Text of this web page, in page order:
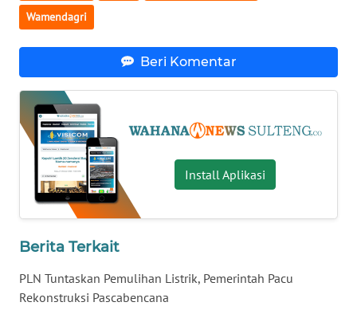
Wamendagri
Beri Komentar
Install Aplikasi
Berita Terkait
PLN Tuntaskan Pemulihan Listrik, Pemerintah Pacu
Rekonstruksi Pascabencana
JOGJA
WN
JATIM
WN
WN
KALBAR